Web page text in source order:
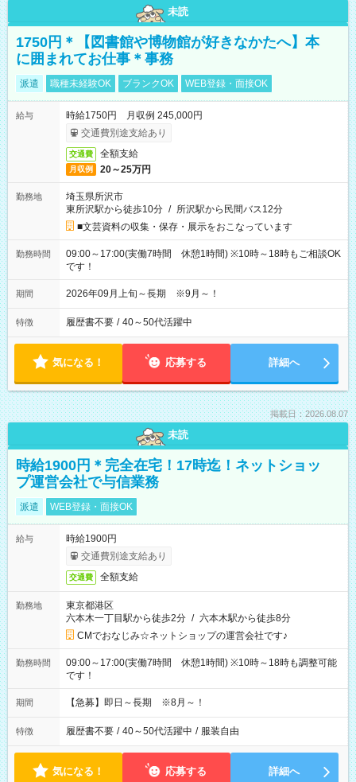
未読
1750円＊【図書館や博物館が好きなかたへ】本
に囲まれてお仕事＊事務
派遣 職種未経験OK ブランクOK WEB登録・面接OK
給与
時給1750円 月収例 245,000円
交通費別途支給あり
交通費 全額支給
月収例 20～25万円
勤務地
埼玉県所沢市
東所沢駅から徒歩10分 / 所沢駅から民間バス12分
■文芸資料の収集・保存・展示をおこなっています
勤務時間
09:00～17:00(実働7時間 休憩1時間) ※10時～18時もご相談OK
です！
期間 2026年09月上旬～長期 ※9月～！
特徴 履歴書不要 / 40～50代活躍中
気になる！ 応募する 詳細へ
掲載日：2026.08.07
未読
時給1900円＊完全在宅！17時迄！ネットショッ
プ運営会社で与信業務
派遣 WEB登録・面接OK
給与
時給1900円
交通費別途支給あり
交通費 全額支給
勤務地
東京都港区
六本木一丁目駅から徒歩2分 / 六本木駅から徒歩8分
CMでおなじみ☆ネットショップの運営会社です♪
勤務時間
09:00～17:00(実働7時間 休憩1時間) ※10時～18時も調整可能
です！
期間 【急募】即日～長期 ※8月～！
特徴 履歴書不要 / 40～50代活躍中 / 服装自由
気になる！ 応募する 詳細へ